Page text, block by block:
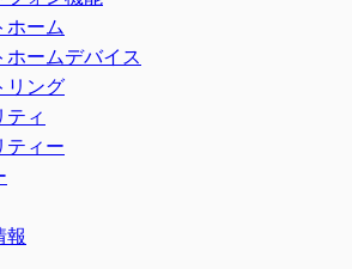
ホーム
ホームデバイス
リング
ティ
ティー
報